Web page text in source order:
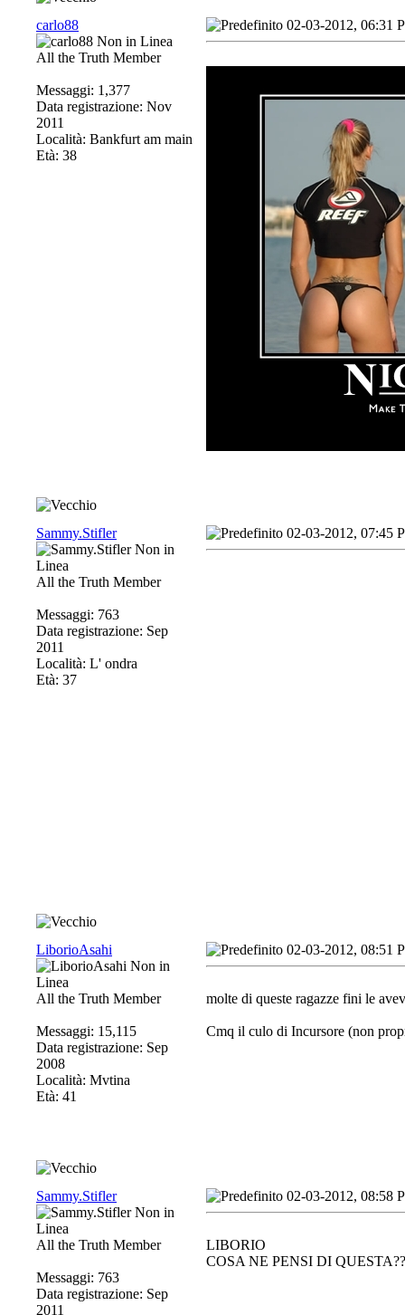
carlo88
All the Truth Member
Messaggi: 1,377
Data registrazione: Nov
2011
Località: Bankfurt am main
Età: 38
02-03-2012, 06:31
Sammy.Stifler
All the Truth Member
Messaggi: 763
Data registrazione: Sep
2011
Località: L' ondra
Età: 37
02-03-2012, 07:45
LiborioAsahi
All the Truth Member
Messaggi: 15,115
Data registrazione: Sep
2008
Località: Mvtina
Età: 41
02-03-2012, 08:51
molte di queste ragazze fini le
Cmq il culo di Incursore (non
Sammy.Stifler
All the Truth Member
Messaggi: 763
Data registrazione: Sep
2011
02-03-2012, 08:58
LIBORIO
COSA NE PENSI DI